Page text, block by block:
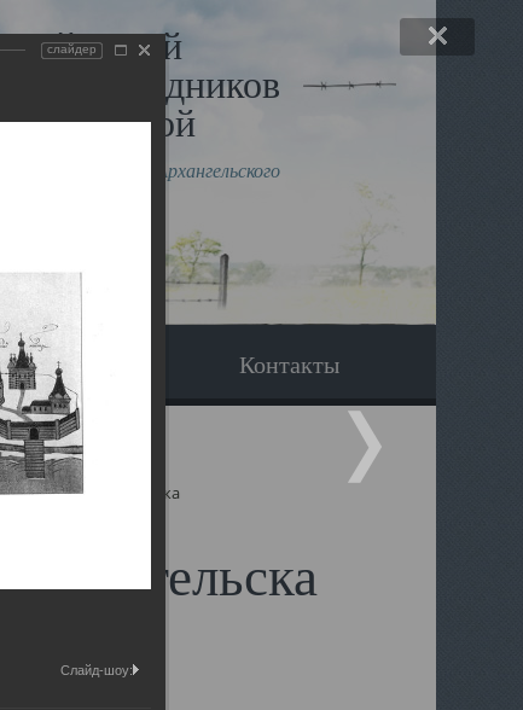
музей
и исповедников
митрополита Архангельского
ответ Контакты
собор Архангельска
слайдер
Слайд-шоу: